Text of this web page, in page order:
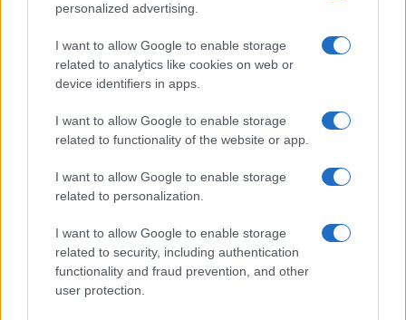
personalized advertising.
I want to allow Google to enable storage
related to analytics like cookies on web or
device identifiers in apps.
I want to allow Google to enable storage
related to functionality of the website or app.
I want to allow Google to enable storage
related to personalization.
I want to allow Google to enable storage
related to security, including authentication
functionality and fraud prevention, and other
user protection.